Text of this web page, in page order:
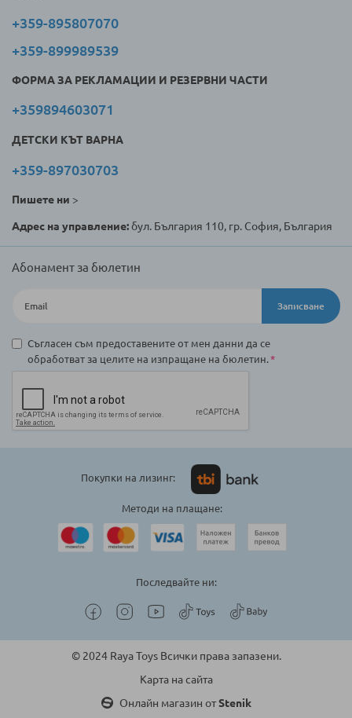
+359-895807070
+359-899989539
ФОРМА ЗА РЕКЛАМАЦИИ И РЕЗЕРВНИ ЧАСТИ
+359894603071
ДЕТСКИ КЪТ ВАРНА
+359-897030703
Пишете ни >
Адрес на управление:бул. България 110, гр. София, България
Абонамент за бюлетин
Записване
Съгласен съм предоставените от мен данни да се
обработват за целите на изпращане на бюлетин.
Покупки на лизинг:
Методи на плащане:
Последвайте ни:
© 2024 Raya Toys Всички права запазени.
Карта на сайта
Онлайн магазин отStenik